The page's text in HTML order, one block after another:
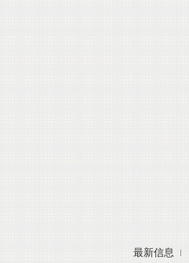
最新信息